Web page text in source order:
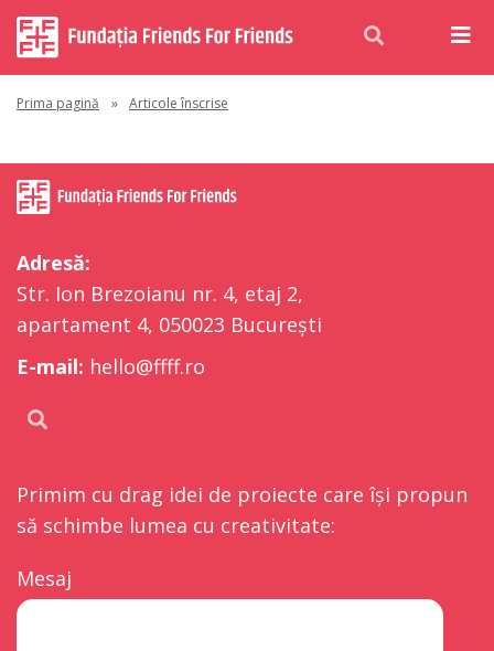
Prima pagină » Articole înscrise
Adresă:
Str. Ion Brezoianu nr. 4, etaj 2,
apartament 4, 050023 București
E-mail: hello@ffff.ro
Primim cu drag idei de proiecte care își propun
să schimbe lumea cu creativitate:
Mesaj